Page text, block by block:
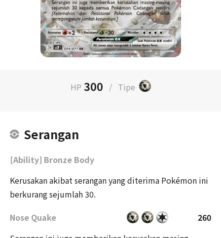
HP 300 / Tipe
Serangan
[Ability] Bronze Body
Kerusakan akibat serangan yang diterima Pokémon ini
berkurang sejumlah 30.
Nose Quake
260